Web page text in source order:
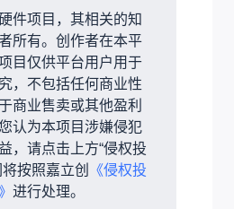
件项目，其相关的知
所有。创作者在本平
目仅供平台用户用于
，不包括任何商业性
商业售卖或其他盈利
认为本项目涉嫌侵犯
，请点击上方“侵权投
按照嘉立创
《侵权投
进行处理。